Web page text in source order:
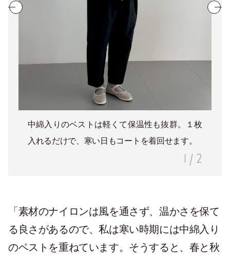
中綿入りのベストは軽くて保温性も抜群。１枚
入れるだけで、寒い日もコートを着回せます。
1 / 2
「素材のナイロンは風を通さず、温かさを保て
る良さがあるので、私は寒い時期には中綿入り
のベストを重ねています。そうすると、春と秋